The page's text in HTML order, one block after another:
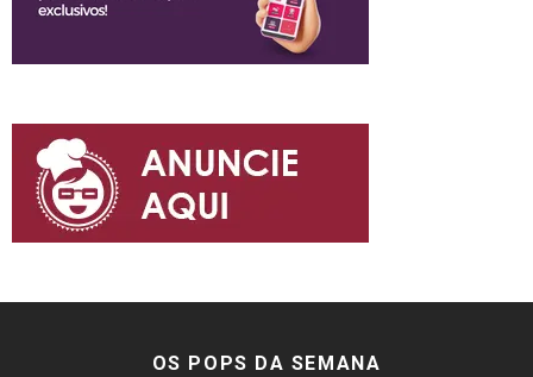
OS POPS DA SEMANA